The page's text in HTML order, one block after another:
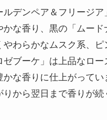
ルデンペア＆フリージア
かな香り、黒の「ムード
やわらかなムスク系、ピ
ゼブーケ」は上品なロ
かな香りに仕上がってい
りから翌日まで香りが続